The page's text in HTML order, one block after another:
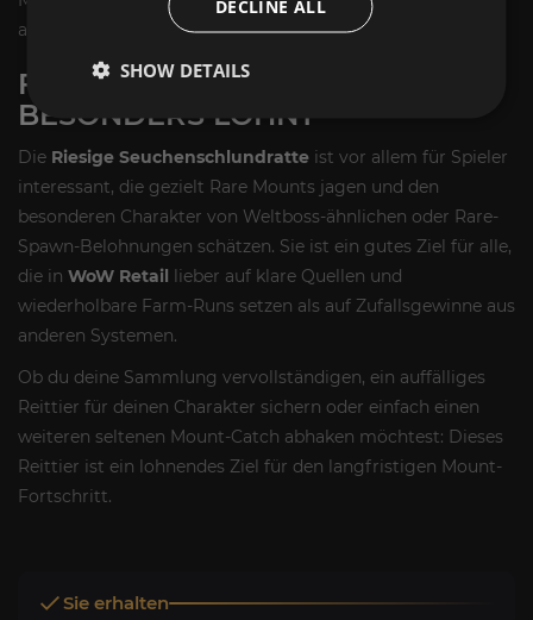
arbeitest parallel an mehreren Sammlerzielen.
FÜR WEN SICH DAS MOUNT
BESONDERS LOHNT
Die Riesige Seuchenschlundratte ist vor allem für Spieler
interessant, die gezielt Rare Mounts jagen und den
besonderen Charakter von Weltboss-ähnlichen oder Rare-
Spawn-Belohnungen schätzen. Sie ist ein gutes Ziel für alle,
die in WoW Retail lieber auf klare Quellen und
wiederholbare Farm-Runs setzen als auf Zufallsgewinne aus
anderen Systemen.
Ob du deine Sammlung vervollständigen, ein auffälliges
Reittier für deinen Charakter sichern oder einfach einen
weiteren seltenen Mount-Catch abhaken möchtest: Dieses
Reittier ist ein lohnendes Ziel für den langfristigen Mount-
Fortschritt.
Sie erhalten
DECLINE ALL
SHOW DETAILS